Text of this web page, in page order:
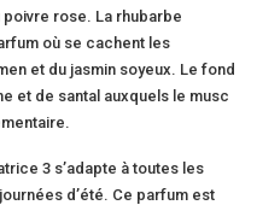
rose. La rhubarbe
où se cachent les
et du jasmin soyeux. Le fond
et de santal auxquels le musc
3 s’adapte à toutes les
d’été. Ce parfum est